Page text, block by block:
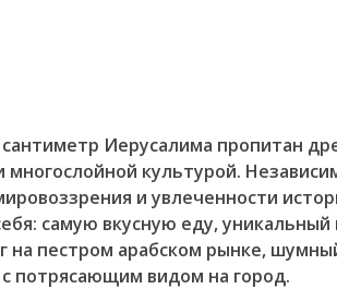
Иерусалима пропитан
многослойной культурой.
и увлеченности
самую вкусную еду, уникальный
на пестром арабском рынке,
с потрясающим видом на город.